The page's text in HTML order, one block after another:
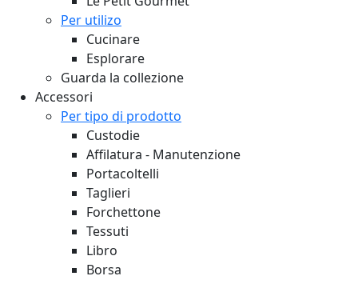
Per utilizo
Cucinare
Esplorare
Guarda la collezione
Accessori
Per tipo di prodotto
Custodie
Affilatura - Manutenzione
Portacoltelli
Taglieri
Forchettone
Tessuti
Libro
Borsa